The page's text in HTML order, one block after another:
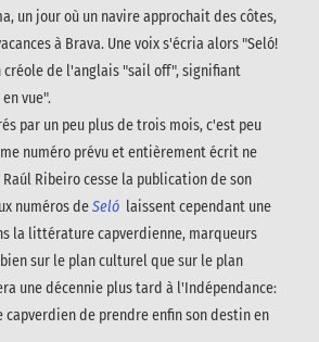
un jour où un navire approchait des côtes,
à Brava. Une voix s'écria alors "Seló!
créole de l'anglais "sail off", signifiant
vue".
par un peu plus de trois mois, c'est peu
numéro prévu et entièrement écrit ne
Ribeiro cesse la publication de son
numéros deSeló laissent cependant une
la littérature capverdienne, marqueurs
sur le plan culturel que sur le plan
une décennie plus tard à l'Indépendance:
capverdien de prendre enfin son destin en